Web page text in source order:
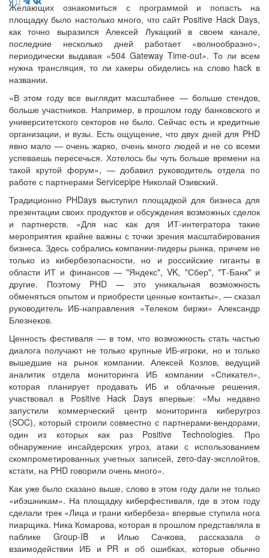
Желающих ознакомиться с программой и попасть на
площадку было настолько много, что сайт Positive Hack Days,
как точно выразился Алексей Лукацкий в своем канале,
последние несколько дней работает «волнообразно»,
периодически выдавая «504 Gateway Time-out». То ли всем
нужна трансляция, то ли хакеры обиделись на слово hack в
названии.
«В этом году все выглядит масштабнее — больше стендов,
больше участников. Например, в прошлом году банковского и
университетского секторов не было. Сейчас есть и кредитные
организации, и вузы. Есть ощущение, что двух дней для PHD
явно мало — очень жарко, очень много людей и не со всеми
успеваешь пересечься. Хотелось бы чуть больше времени на
такой крутой форум», — добавил руководитель отдела по
работе с партнерами Servicepipe Николай Озивский.
Традиционно PHDays выступил площадкой для бизнеса для
презентации своих продуктов и обсуждения возможных сделок
и партнерств. «Для нас как для ИТ-интегратора такие
мероприятия крайне важны с точки зрения масштабирования
бизнеса. Здесь собрались компании-лидеры рынка, причем не
только из кибербезопасности, но и российские гиганты в
области ИТ и финансов — "Яндекс", VK, "Сбер", "Т-Банк" и
другие. Поэтому PHD — это уникальная возможность
обменяться опытом и приобрести ценные контакты», — сказал
руководитель ИБ-направления «Телеком биржи» Александр
Блезнеков.
Ценность фестиваля — в том, что возможность стать частью
диалога получают не только крупные ИБ-игроки, но и только
вышедшие на рынок компании. Алексей Козлов, ведущий
аналитик отдела мониторинга ИБ компании «Спикател»,
которая планирует продавать ИБ и облачные решения,
участвовал в Positive Hack Days впервые: «Мы недавно
запустили коммерческий центр мониторинга киберугроз
(SOC), который строили совместно с партнерами-вендорами,
один из которых как раз Positive Technologies. Про
обнаружение инсайдерских угроз, атаки с использованием
скомпрометированных учетных записей, zero-day-эксплойтов,
кстати, на PHD говорили очень много».
Как уже было сказано выше, слово в этом году дали не только
«ибэшникам». На площадку киберфестиваля, где в этом году
сделали трек «Лица и грани кибербеза» впервые ступила нога
пиарщика. Ника Комарова, которая в прошлом представляла в
паблике Group-IB и Илью Сачкова, рассказала о
взаимодействии ИБ и PR и об ошибках, которые обычно